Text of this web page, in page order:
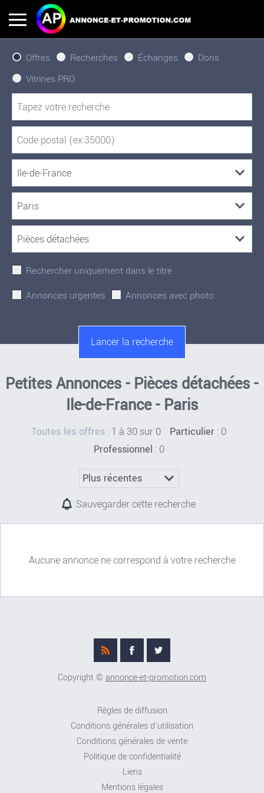
Offres Recherches Échanges
Dons
Vitrines PRO
Rechercher uniquement dans le titre
Annonces urgentes
Annonces avec photo
Petites Annonces - Pièces détachées -
Ile-de-France - Paris
Toutes les offres : 1 à 30 sur 0 Particulier : 0
Professionnel : 0
Sauvegarder cette recherche
Aucune annonce ne correspond à votre recherche
Copyright © annonce-et-promotion.com
Règles de diffusion
Conditions générales d'utilisation
Conditions générales de vente
Politique de confidentialité
Liens
Mentions légales